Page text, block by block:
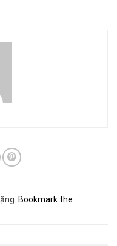
. Bookmark the